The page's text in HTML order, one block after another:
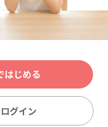
はじめる
ログイン